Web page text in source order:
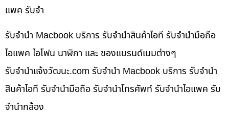
แพค รับจำ
รับจำนำ Macbook บริการ รับจำนำสินค้าไอที รับจำนำมือถือ
ไอแพค ไอโฟน นาฬิกา และ ของแบรนด์เนมต่างๆ
รับจํานําแจ้งวัฒนะ.com รับจำนำ Macbook บริการ รับจำนำ
สินค้าไอที รับจำนำมือถือ รับจำนำโทรศัพท์ รับจำนำไอแพค รับ
จำนำกล้อง